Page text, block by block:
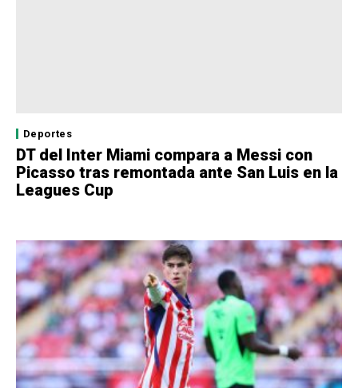
Deportes
DT del Inter Miami compara a Messi con
Picasso tras remontada ante San Luis en la
Leagues Cup